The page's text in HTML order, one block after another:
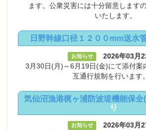
ます。公衆災害には十分留意します
いたします。
日野幹線口径１２００mm送水
お知らせ 2026年03月
3月30日(月)～6月19日(金)にて添付案
互通行規制を行います
気仙沼漁港梶ヶ浦防波堤機能保全
り
お知らせ 2026年03月